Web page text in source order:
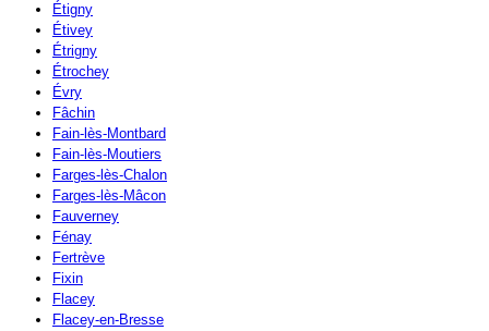
Étigny
Étivey
Étrigny
Étrochey
Évry
Fâchin
Fain-lès-Montbard
Fain-lès-Moutiers
Farges-lès-Chalon
Farges-lès-Mâcon
Fauverney
Fénay
Fertrève
Fixin
Flacey
Flacey-en-Bresse